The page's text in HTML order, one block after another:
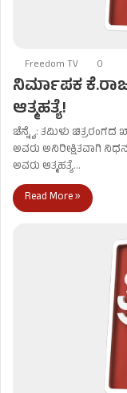
Freedom TV 0
ನಿರ್ಮಾಪಕ
ಆತ್ಮಹತ್ಯೆ!
ಚೆನ್ನೈ: ತಮಿಳು ಚಿತ್ರರಂಗದ
ಅವರು ಅನಿರೀಕ್ಷಿತವಾಗಿ
ಅವರು ಆತ್ಮಹತ್ಯೆ…
Read More »